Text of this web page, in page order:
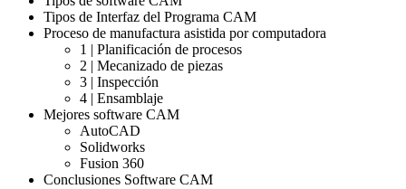
Tipos de Interfaz del Programa CAM
Proceso de manufactura asistida por computadora
1 | Planificación de procesos
2 | Mecanizado de piezas
3 | Inspección
4 | Ensamblaje
Mejores software CAM
AutoCAD
Solidworks
Fusion 360
Conclusiones Software CAM